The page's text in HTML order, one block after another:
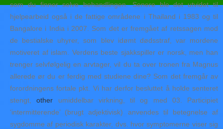
som du finner selve behandlingen. Senere ble det utvidet til
hjelpearbeid også i de fattige områdene i Thailand i 1983 og til
Bangalore i India i 2007. Som det er fremgået af retssagen mod
de bestialske uhyrer, som blev idømt dødsstraf, var mordene
motiveret af islam. Verdens beste sjakkspiller er norsk, men han
trenger selvfølgelig en arvtager, vil du ta over tronen fra Magnus
allerede ør du er ferdig med studiene dine? Som det fremgår av
forordningens fortale pkt. Vi har derfor besluttet å holde senteret
stengt,other umiddelbar virkning, til og med 03. Participiet
‘intermitterende’ (brugt adjektivisk) anvendes til betegnelse af
sygdomme af periodisk karakter, dvs. hvor symptomerne viser sig